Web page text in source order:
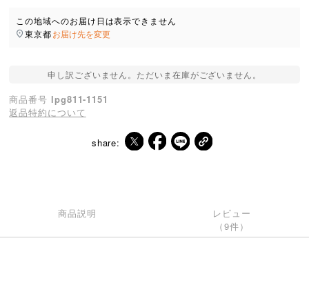
この地域へのお届け日は表示できません
東京都お届け先を変更
申し訳ございません。ただいま在庫がございません。
商品番号 lpg811-1151
返品特約について
share:
商品説明
レビュー
（9件）